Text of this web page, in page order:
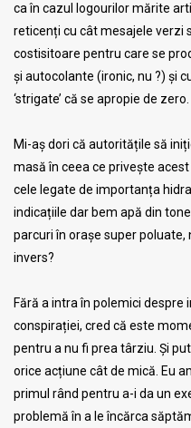
ca în cazul logourilor mărite
reticenți cu cât mesajele verzi
costisitoare pentru care se
și autocolante (ironic, nu ?) și
‘strigate’ că se apropie de zero.
Mi-aș dori că autoritățile să
masă în ceea ce privește
cele legate de importanța
indicațiile dar bem apă din
parcuri în orașe super
invers?
Fără a intra în polemici despre
conspirației, cred că este
pentru a nu fi prea târziu. Și
orice acțiune cât de mică. Eu
primul rând pentru a-i da un
problemă în a le încărca